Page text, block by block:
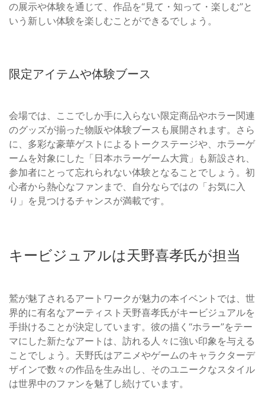
の展示や体験を通じて、作品を“見て・知って・楽しむ”と
いう新しい体験を楽しむことができるでしょう。
限定アイテムや体験ブース
会場では、ここでしか手に入らない限定商品やホラー関連
のグッズが揃った物販や体験ブースも展開されます。さら
に、多彩な豪華ゲストによるトークステージや、ホラーゲ
ームを対象にした「日本ホラーゲーム大賞」も新設され、
参加者にとって忘れられない体験となることでしょう。初
心者から熱心なファンまで、自分ならではの「お気に入
り」を見つけるチャンスが満載です。
キービジュアルは天野喜孝氏が担当
鷲が魅了されるアートワークが魅力の本イベントでは、世
界的に有名なアーティスト天野喜孝氏がキービジュアルを
手掛けることが決定しています。彼の描く“ホラー”をテー
マにした新たなアートは、訪れる人々に強い印象を与える
ことでしょう。天野氏はアニメやゲームのキャラクターデ
ザインで数々の作品を生み出し、そのユニークなスタイル
は世界中のファンを魅了し続けています。